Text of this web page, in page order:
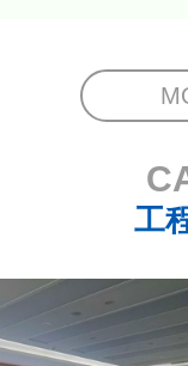
工